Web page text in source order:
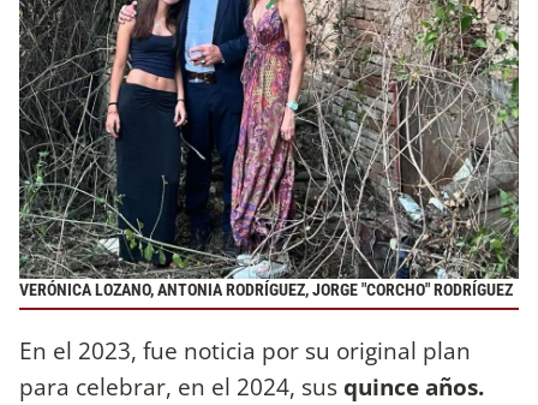
VERÓNICA LOZANO, ANTONIA RODRÍGUEZ, JORGE "CORCHO" RODRÍGUEZ
En el 2023, fue noticia por su original plan
para celebrar, en el 2024, susquince años.